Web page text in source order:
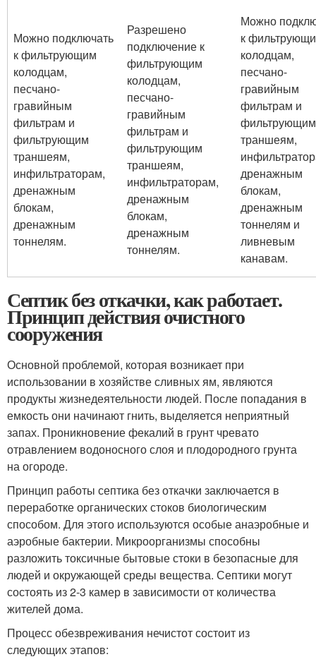
Можно подключать
к фильтрующим
колодцам,
песчано-
гравийным
фильтрам и
фильтрующим
траншеям,
инфильтраторам,
дренажным
блокам,
дренажным
тоннелям.
Разрешено
подключение к
фильтрующим
колодцам,
песчано-
гравийным
фильтрам и
фильтрующим
траншеям,
инфильтраторам,
дренажным
блокам,
дренажным
тоннелям.
Можно
к
колодцам,
песчано-
гравийным
фильтрам и
фильтрующим
траншеям,
дренажным
блокам,
дренажным
тоннелям и
ливневым
канавам.
Септик без откачки, как работает.
Принцип действия очистного
сооружения
Основной проблемой, которая возникает при
использовании в хозяйстве сливных ям, являются
продукты жизнедеятельности людей. После попадания в
емкость они начинают гнить, выделяется неприятный
запах. Проникновение фекалий в грунт чревато
отравлением водоносного слоя и плодородного грунта
на огороде.
Принцип работы септика без откачки заключается в
переработке органических стоков биологическим
способом. Для этого используются особые анаэробные и
аэробные бактерии. Микроорганизмы способны
разложить токсичные бытовые стоки в безопасные для
людей и окружающей среды вещества. Септики могут
состоять из 2-3 камер в зависимости от количества
жителей дома.
Процесс обезвреживания нечистот состоит из
следующих этапов: